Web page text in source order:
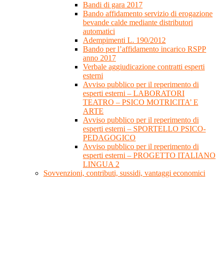
Bandi di gara 2017
Bando affidamento servizio di erogazione
bevande calde mediante distributori
automatici
Adempimenti L. 190/2012
Bando per l’affidamento incarico RSPP
anno 2017
Verbale aggiudicazione contratti esperti
esterni
Avviso pubblico per il reperimento di
esperti esterni – LABORATORI
TEATRO – PSICO MOTRICITA’ E
ARTE
Avviso pubblico per il reperimento di
esperti esterni – SPORTELLO PSICO-
PEDAGOGICO
Avviso pubblico per il reperimento di
esperti esterni – PROGETTO ITALIANO
LINGUA 2
Sovvenzioni, contributi, sussidi, vantaggi economici